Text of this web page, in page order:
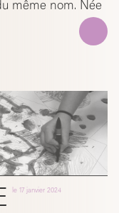
même nom. Née
le17 janvier 2024